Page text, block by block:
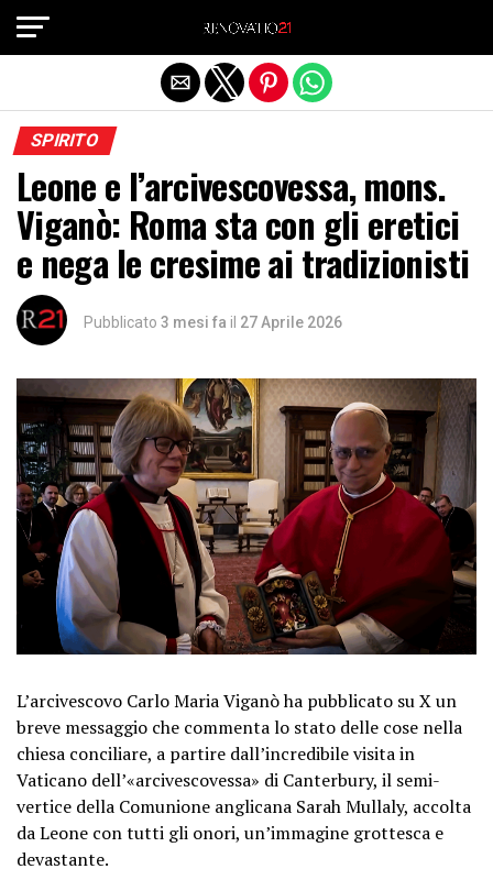
SPIRITO
Leone e l’arcivescovessa, mons.
Viganò: Roma sta con gli eretici
e nega le cresime ai tradizionisti
Pubblicato 3 mesi fa il 27 Aprile 2026
L’arcivescovo Carlo Maria Viganò ha pubblicato su X un
breve messaggio che commenta lo stato delle cose nella
chiesa conciliare, a partire dall’incredibile visita in
Vaticano dell’«arcivescovessa» di Canterbury, il semi-
vertice della Comunione anglicana Sarah Mullaly, accolta
da Leone con tutti gli onori, un’immagine grottesca e
devastante.
Exit mobile version